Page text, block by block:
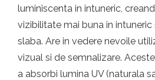
luminiscenta in intuneric,
vizibilitate mai buna in
slaba. Are in vedere nevoile
vizual si de semnalizare.
a absorbi lumina UV (naturala